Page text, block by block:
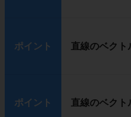
ポイント 直線のベクト
ポイント 直線のベクト